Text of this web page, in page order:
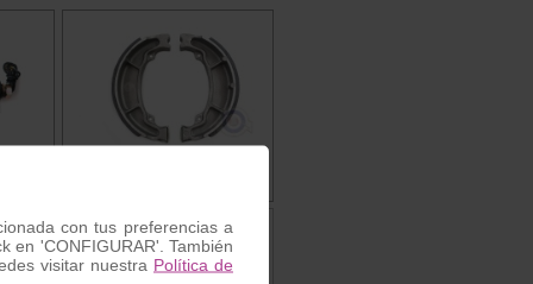
Zapatas de freno Yamaha
Ref. MV0339
33.00 €
con tus preferencias a
en 'CONFIGURAR'. También
visitar nuestra Política de